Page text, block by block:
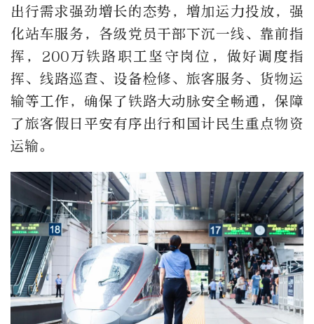
出行需求强劲增长的态势，增加运力投放，强
化站车服务，各级党员干部下沉一线、靠前指
挥，200万铁路职工坚守岗位，做好调度指
挥、线路巡查、设备检修、旅客服务、货物运
输等工作，确保了铁路大动脉安全畅通，保障
了旅客假日平安有序出行和国计民生重点物资
运输。